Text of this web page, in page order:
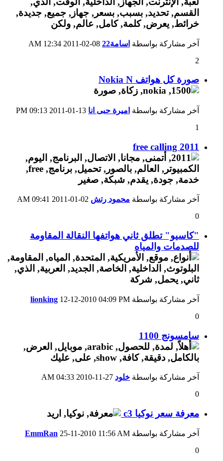
آخر مشاركة بواسطة اسامة22
12:34 AM
2
صورة كل هواتف Nokia N
آخر مشاركة بواسطة اميرة حبى انا
09:13 PM
1
free calling 2011
آخر مشاركة بواسطة محمود رتش
09:41 AM
0
"كاسيو" تطلق ثاني هواتفها النقالة المقاومة
للصدمات والمياه
آخر مشاركة بواسطة lionking 12-12-2010 04:09 PM
0
سامسونج 1100
آخر مشاركة بواسطة خلود
04:33 AM
0
معرفة سعر نوكيا c3
آخر مشاركة بواسطة EmmRan 25-11-2010 11:56 AM
0